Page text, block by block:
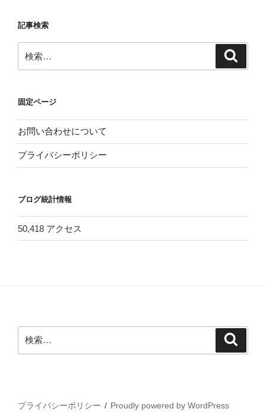
記事検索
索:
固定ページ
お問い合わせについて
プライバシーポリシー
ブログ統計情報
50,418 アクセス
索:
プライバシーポリシー Proudly powered by WordPress